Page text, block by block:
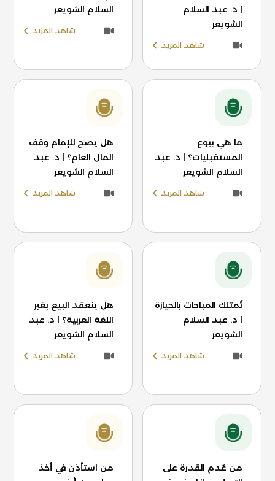
| د. عبد السلام
الشويعر
شاهد المزيد
السلام الشويعر
شاهد المزيد
ما هي بيوع
المستقبليات؟ | د. عبد
السلام الشويعر
شاهد المزيد
هل يصح للإمام وقف
المال العام؟ | د. عبد
السلام الشويعر
شاهد المزيد
تُمتلك المباحات بالحيازة
| د. عبد السلام
الشويعر
شاهد المزيد
هل ينعقد البيع بغير
اللغة العربية؟ | د. عبد
السلام الشويعر
شاهد المزيد
من عُدم القدرة على
من استأذن في أخذ